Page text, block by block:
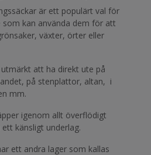
är ett populärt val för
kan använda dem för att
växter, örter eller
att ha direkt ute på
på stenplattor, altan, i
mm.
igenom allt överflödigt
känsligt underlag.
ett andra lager som kallas